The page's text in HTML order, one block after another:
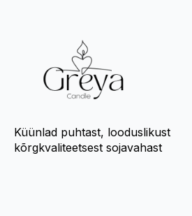
Küünlad puhtast, looduslikust
kõrgkvaliteetsest sojavahast